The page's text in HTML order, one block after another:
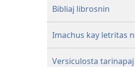
Bibliaj librosnin
Imachus kay letritas
Versiculosta